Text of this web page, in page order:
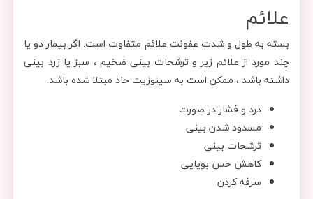
علائم
بسته به طول و شدت عفونت علائم متفاوت است. اگر بیمار دو یا
چند مورد از علائم زیر و ترشحات بینی ضخیم ، سبز یا زرد بینی
داشته باشد ، ممکن است به سینوزیت حاد مبتلا شده باشد.
درد و فشار در صورت
مسدود شدن بینی
ترشحات بینی
کاهش حس بویایی
سرفه کردن